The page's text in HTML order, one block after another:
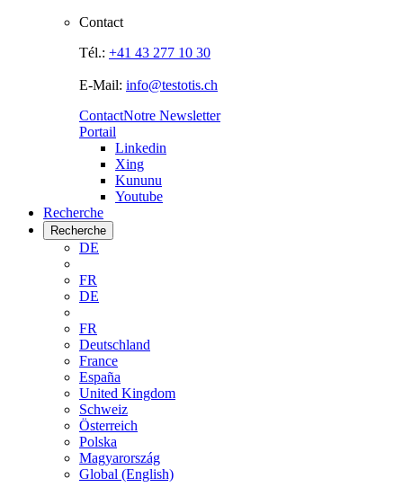
Contact
Tél.: +41 43 277 10 30
E-Mail: info@testotis.ch
ContactNotre Newsletter
Portail
Linkedin
Xing
Kununu
Youtube
Recherche
Recherche
DE
FR
DE
FR
Deutschland
France
España
United Kingdom
Schweiz
Österreich
Polska
Magyarország
Global (English)